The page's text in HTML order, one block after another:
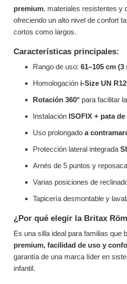
premium, materiales resistentes y
ofreciendo un alto nivel de confort
cortos como largos.
Características principales:
Rango de uso: 61–105 cm
Homologación i-Size UN
Rotación 360°para facilitar
Instalación ISOFIX + pata
Uso prolongado a
Protección lateral integrada
Arnés de 5 puntos y
Varias posiciones de
Tapicería desmontable y
¿Por qué elegir la Britax
Es una silla ideal para familias que
premium, facilidad de uso y
garantía de una marca líder en
infantil.